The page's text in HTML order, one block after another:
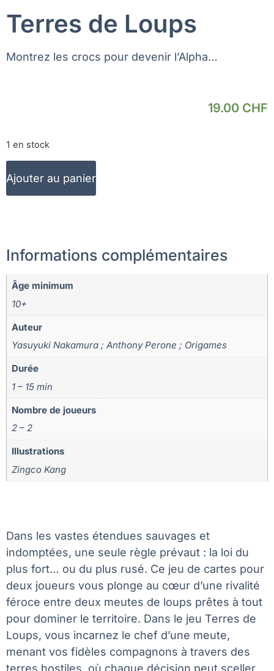
Terres de Loups
Montrez les crocs pour devenir l’Alpha…
19.00 CHF
1 en stock
Ajouter au panier
Informations complémentaires
Âge minimum
10+
Auteur
Yasuyuki Nakamura ; Anthony Perone ; Origames
Durée
1 – 15 min
Nombre de joueurs
2 – 2
Illustrations
Zingco Kang
Dans les vastes étendues sauvages et
indomptées, une seule règle prévaut : la loi du
plus fort… ou du plus rusé. Ce jeu de cartes pour
deux joueurs vous plonge au cœur d’une rivalité
féroce entre deux meutes de loups prêtes à tout
pour dominer le territoire. Dans le jeu Terres de
Loups, vous incarnez le chef d’une meute,
menant vos fidèles compagnons à travers des
terres hostiles, où chaque décision peut sceller